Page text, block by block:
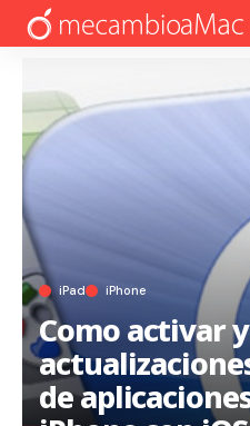
iPad iPhone
Como activar
de